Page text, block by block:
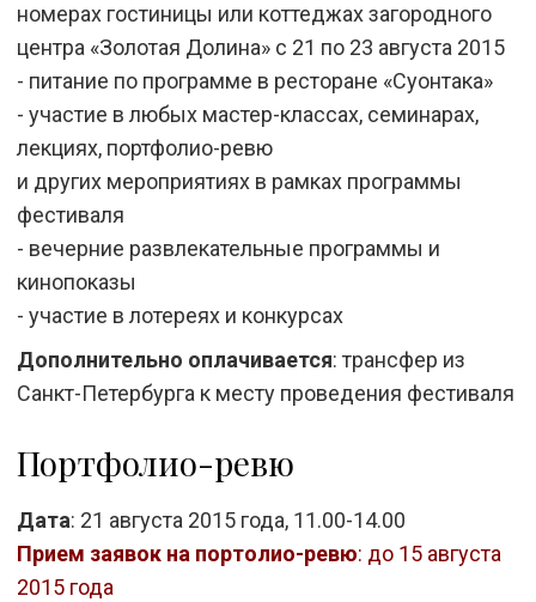
номерах гостиницы или коттеджах загородного
центра «Золотая Долина» с 21 по 23 августа 2015
- питание по программе в ресторане «Суонтака»
- участие в любых мастер-классах, семинарах,
лекциях, портфолио-ревю
и других мероприятиях в рамках программы
фестиваля
- вечерние развлекательные программы и
кинопоказы
- участие в лотереях и конкурсах
Дополнительно оплачивается: трансфер из
Санкт-Петербурга к месту проведения фестиваля
Портфолио-ревю
Дата: 21 августа 2015 года, 11.00-14.00
Прием заявок на портолио-ревю: до 15 августа
2015 года